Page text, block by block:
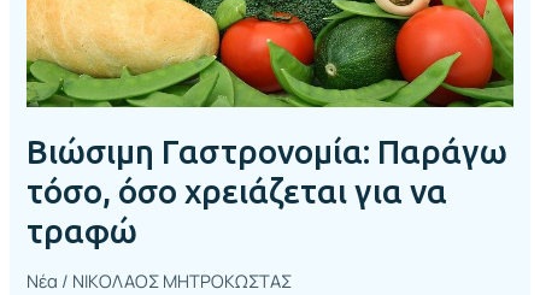
Βιώσιμη Γαστρονομία: Παράγω
τόσο, όσο χρειάζεται για να
τραφώ
Νέα / ΝΙΚΟΛΑΟΣ ΜΗΤΡΟΚΩΣΤΑΣ
τραφώ